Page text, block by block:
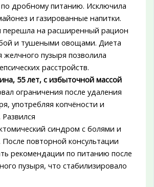
дробному питанию. Исключила
и газированные напитки.
перешла на расширенный рацион
и тушеными овощами. Диета
желчного пузыря позволила
расстройств.
55 лет, с избыточной массой
ограничения после удаления
употребляя копчёности и
синдром с болями и
повторной консультации
рекомендации по питанию после
пузыря, что стабилизировало